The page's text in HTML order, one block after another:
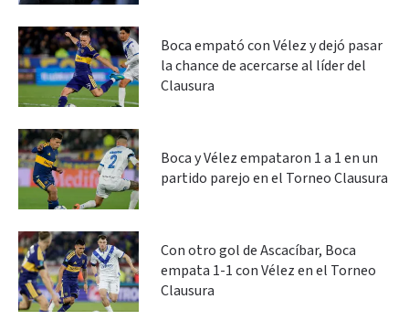
Boca empató con Vélez y dejó pasar
la chance de acercarse al líder del
Clausura
Boca y Vélez empataron 1 a 1 en un
partido parejo en el Torneo Clausura
Con otro gol de Ascacíbar, Boca
empata 1-1 con Vélez en el Torneo
Clausura